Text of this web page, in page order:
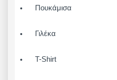
Πουκάμισα
Γιλέκα
T-Shirt